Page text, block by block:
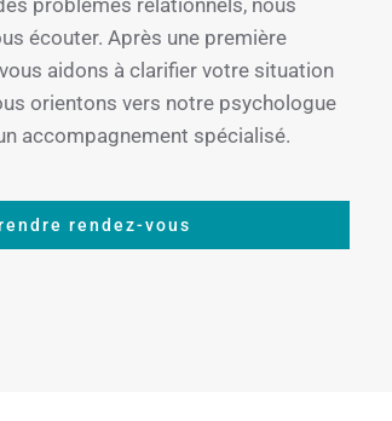
problèmes relationnels, nous
écouter. Après une première
aidons à clarifier votre situation
orientons vers notre psychologue
accompagnement spécialisé.
rendez-vous